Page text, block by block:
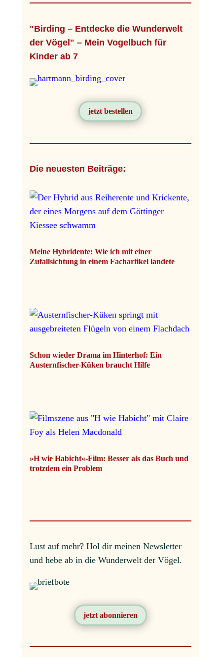
"Birding – Entdecke die Wunderwelt
der Vögel" – Mein Vogelbuch für
Kinder ab 7
jetzt bestellen
Die neuesten Beiträge:
Meine Hybridente: Wie ich mit einer
Zufallsichtung in einem Fachartikel landete
Schon wieder Drama im Hinterhof: Ein
Austernfischer-Küken braucht Hilfe
»H wie Habicht«-Film: Besser als das Buch und
trotzdem ein Problem
Lust auf mehr? Hol dir meinen Newsletter
und hebe ab in die Wunderwelt der Vögel.
jetzt abonnieren